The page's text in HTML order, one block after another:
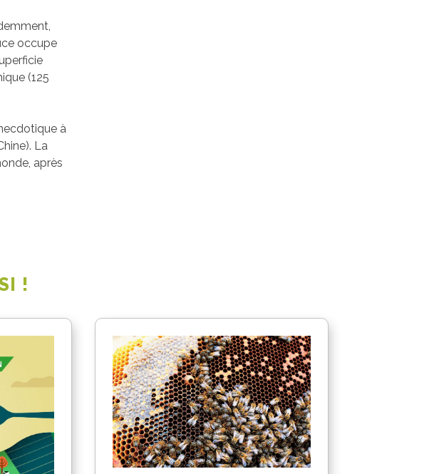
occupe
(125
à
La
après
!